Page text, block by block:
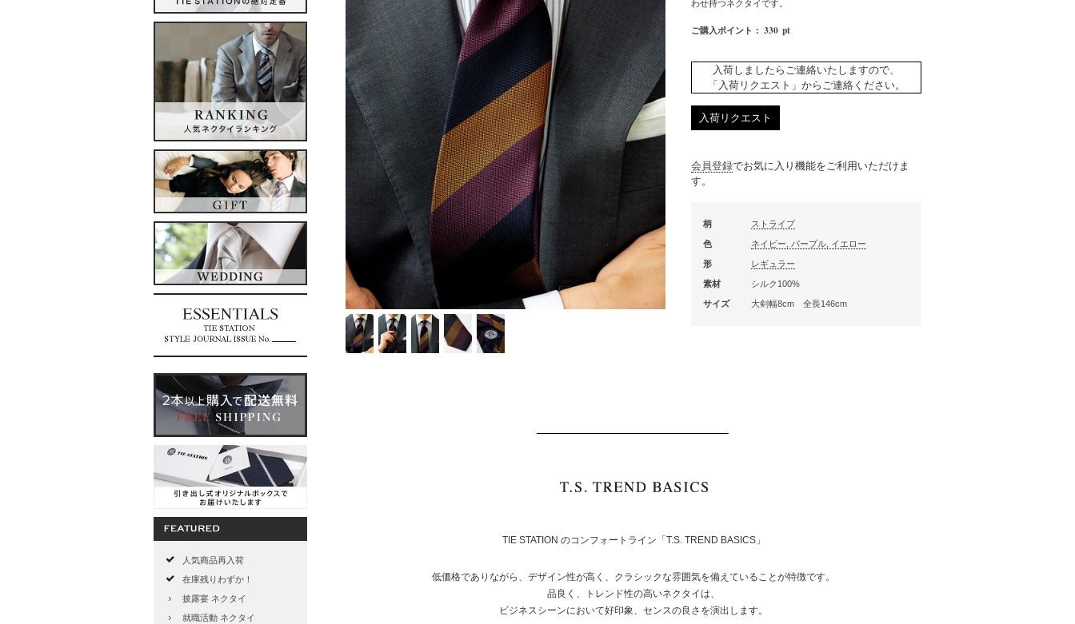
人気商品再入荷
在庫残りわずか！
披露宴 ネクタイ
就職活動 ネクタイ
わせ持つネクタイです。
ご購入ポイント： 330 pt
入荷しましたらご連絡いたしますので、
「入荷リクエスト」からご連絡ください。
入荷リクエスト
会員登録でお気に入り機能をご利用いただけま
す。
柄 ストライプ
色 ネイビー, パープル, イエロー
形 レギュラー
素材 シルク100%
サイズ 大剣幅8cm 全長146cm
TIE STATION のコンフォートライン「T.S. TREND BASICS」
低価格でありながら、デザイン性が高く、クラシックな雰囲気を備えていることが特徴です。
品良く、トレンド性の高いネクタイは、
ビジネスシーンにおいて好印象、センスの良さを演出します。